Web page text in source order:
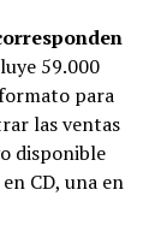
59.000
para
las ventas
disponible
CD, una en